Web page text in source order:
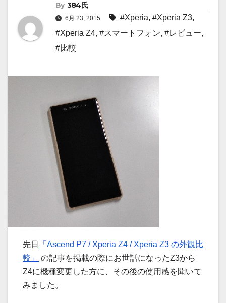
By 384氏
6月 23, 2015 #Xperia, #Xperia Z3,
#Xperia Z4, #スマートフォン, #レビュー,
#比較
先日
「Ascend P7 / Xperia Z4 / Xperia Z3 の外観比
較」
の記事を掲載の際にお世話になったZ3から
Z4に機種変更した方に、その後の使用感を聞いて
みました。